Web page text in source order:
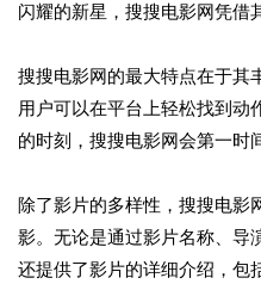
闪耀的新星，搜搜电影网凭借
搜搜电影网的最大特点在于其
用户可以在平台上轻松找到动
的时刻，搜搜电影网会第一时
除了影片的多样性，搜搜电影
影。无论是通过影片名称、导
还提供了影片的详细介绍，包